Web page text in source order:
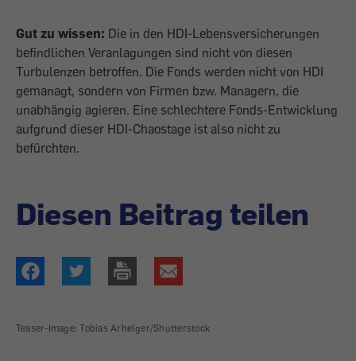
Gut zu wissen: Die in den HDI-Lebensversicherungen
befindlichen Veranlagungen sind nicht von diesen
Turbulenzen betroffen. Die Fonds werden nicht von HDI
gemanagt, sondern von Firmen bzw. Managern, die
unabhängig agieren. Eine schlechtere Fonds-Entwicklung
aufgrund dieser HDI-Chaostage ist also nicht zu
befürchten.
Diesen Beitrag teilen
Teaser-Image: Tobias Arhelger/Shutterstock